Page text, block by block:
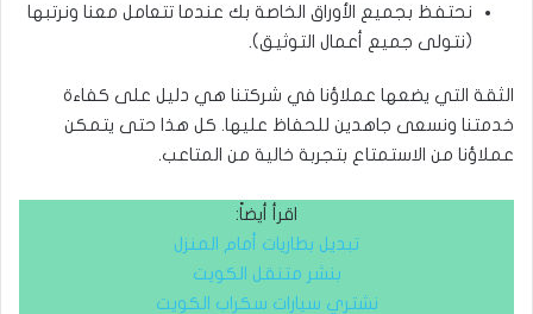
نحتفظ بجميع الأوراق الخاصة بك عندما تتعامل معنا ونرتبها
(نتولى جميع أعمال التوثيق).
الثقة التي يضعها عملاؤنا في شركتنا هي دليل على كفاءة
خدمتنا ونسعى جاهدين للحفاظ عليها. كل هذا حتى يتمكن
عملاؤنا من الاستمتاع بتجربة خالية من المتاعب.
اقرأ أيضاً:
تبديل بطاريات أمام المنزل
بنشر متنقل الكويت
نشتري سيارات سكراب الكويت